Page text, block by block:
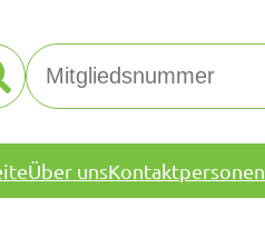
Über unsKontaktpersonen